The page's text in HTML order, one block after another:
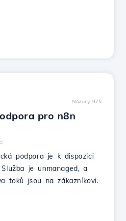
Názory 975
pro n8n
podpora je k dispozici
je unmanaged, a
toků jsou na zákazníkovi.